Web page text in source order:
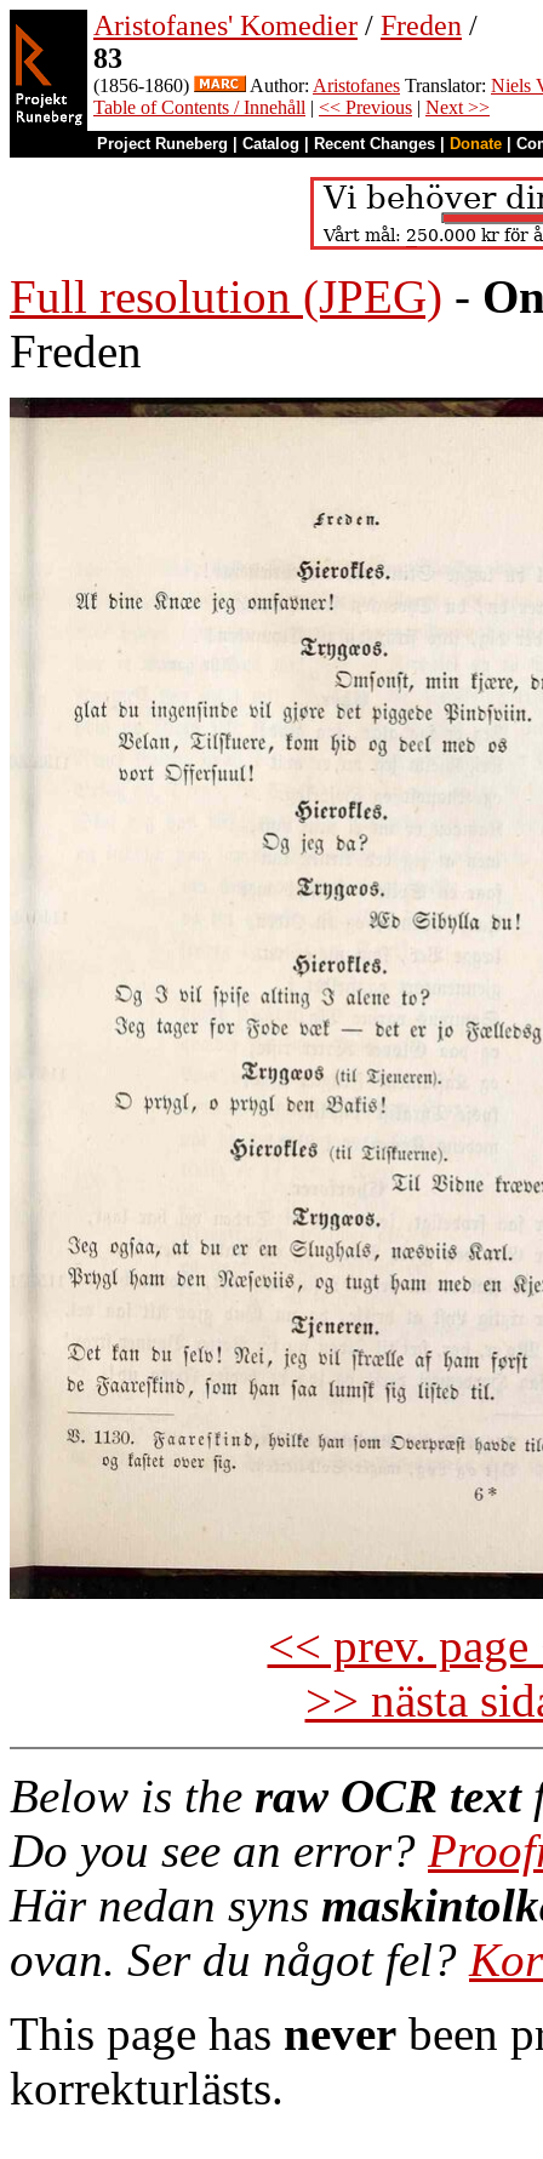
Aristofanes' Komedier / Freden /
83
(1856-1860) Author: Aristofanes Translator: Niels
Table of Contents / Innehåll | << Previous | Next >>
Project Runeberg Catalog Recent Changes Donate
Full resolution (JPEG) -
Freden
<< prev.
>> nästa
Below is the raw OCR text
Do you see an error?
Här nedan syns
ovan. Ser du något fel?
This page has never been
korrekturlästs.